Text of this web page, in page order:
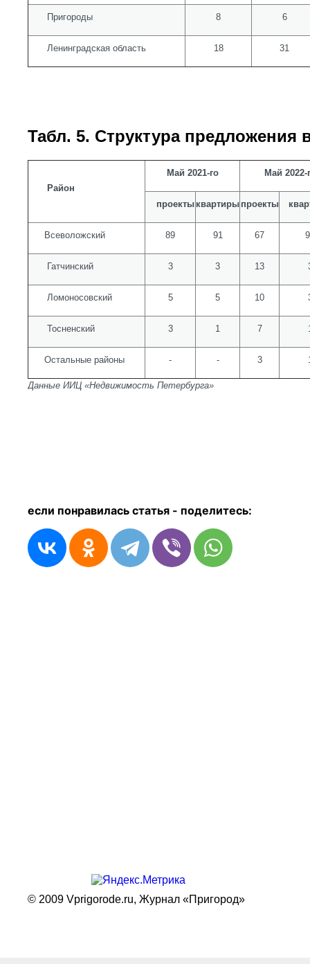
Пригороды 8 6
Ленинградская область 18 31
Табл. 5. Структура предложения
Район
Май 2021-го Май 2022-
проекты квартиры проекты
Всеволожский 89 91 67
Гатчинский 3 3 13
Ломоносовский 5 5 10
Тосненский 3 1 7
Остальные районы - - 3
Данные ИИЦ «Недвижимость Петербурга»
если понравилась статья - поделитесь:
© 2009 Vprigorode.ru, Журнал «Пригород»